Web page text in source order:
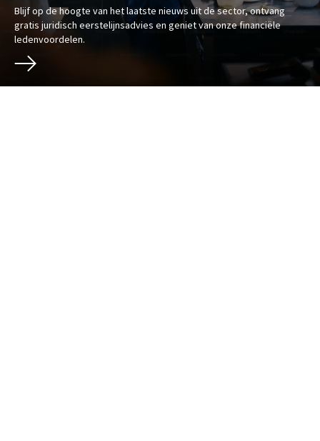
Blijf op de hoogte van het laatste nieuws uit de sector, ontvang
gratis juridisch eerstelijnsadvies en geniet van onze financiële
ledenvoordelen.